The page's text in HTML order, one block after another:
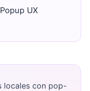
UX
locales con pop-